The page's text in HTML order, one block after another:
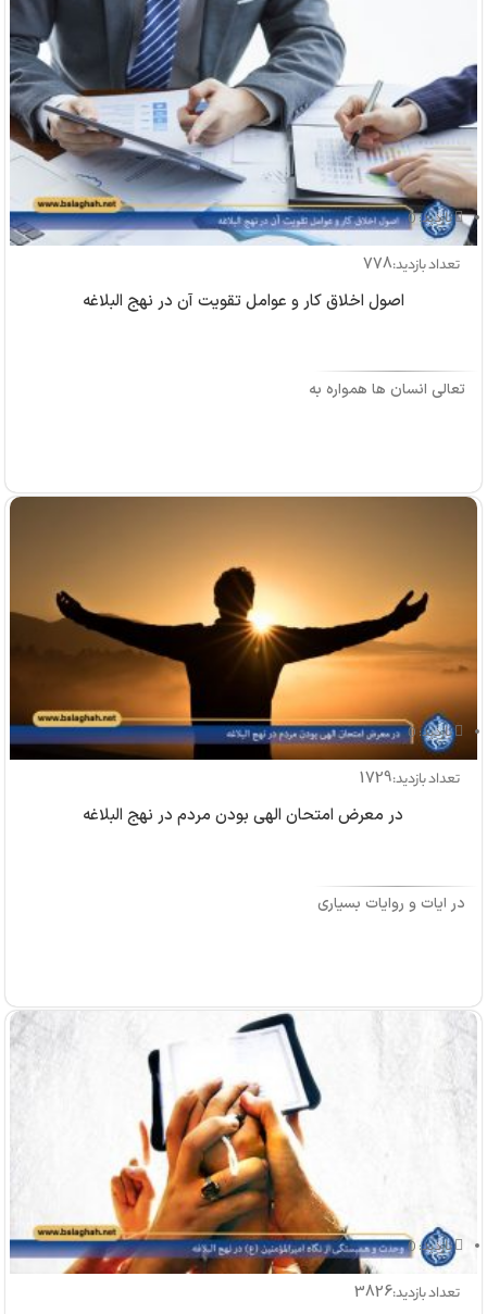
بازدید: 0
تعداد بازدید:778
اصول اخلاق کار و عوامل تقویت آن در نهج البلاغه
تعالی انسان ها همواره به
بازدید: 0
تعداد بازدید:1729
در معرض امتحان الهی بودن مردم در نهج البلاغه
در آیات و روایات بسیاری
بازدید: 0
تعداد بازدید:3826